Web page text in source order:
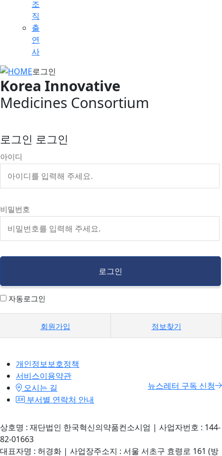
조
직
출
연
사
로그인
Korea Innovative
Medicines Consortium
로그인 로그인
아이디
비밀번호
자동로그인
회원가입 정보찾기
개인정보보호정책
서비스이용약관
오시는 길
부서별 연락처 안내
뉴스레터 구독 신청
상호명 : 재단법인 한국혁신의약품컨소시엄 | 사업자번호 : 144-
82-01663
대표자명 : 허경화 | 사업장주소지 : 서울 서초구 효령로 161 (방